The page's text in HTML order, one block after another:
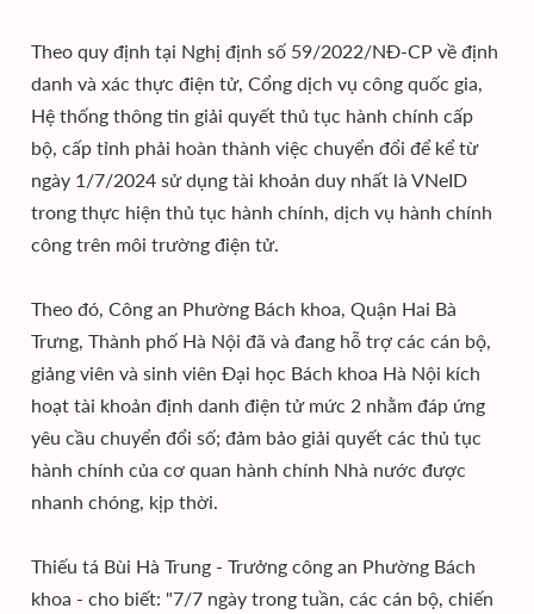
Theo quy định tại Nghị định số 59/2022/NĐ-CP về định
danh và xác thực điện tử, Cổng dịch vụ công quốc gia,
Hệ thống thông tin giải quyết thủ tục hành chính cấp
bộ, cấp tỉnh phải hoàn thành việc chuyển đổi để kể từ
ngày 1/7/2024 sử dụng tài khoản duy nhất là VNeID
trong thực hiện thủ tục hành chính, dịch vụ hành chính
công trên môi trường điện tử.
Theo đó, Công an Phường Bách khoa, Quận Hai Bà
Trưng, Thành phố Hà Nội đã và đang hỗ trợ các cán bộ,
giảng viên và sinh viên Đại học Bách khoa Hà Nội kích
hoạt tài khoản định danh điện tử mức 2 nhằm đáp ứng
yêu cầu chuyển đổi số; đảm bảo giải quyết các thủ tục
hành chính của cơ quan hành chính Nhà nước được
nhanh chóng, kịp thời.
Thiếu tá Bùi Hà Trung - Trưởng công an Phường Bách
khoa - cho biết: "7/7 ngày trong tuần, các cán bộ, chiến